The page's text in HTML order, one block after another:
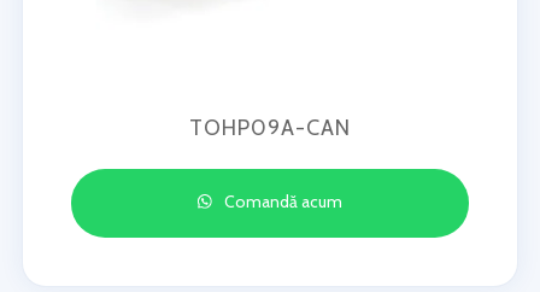
TOHP09A-CAN
Comandă acum